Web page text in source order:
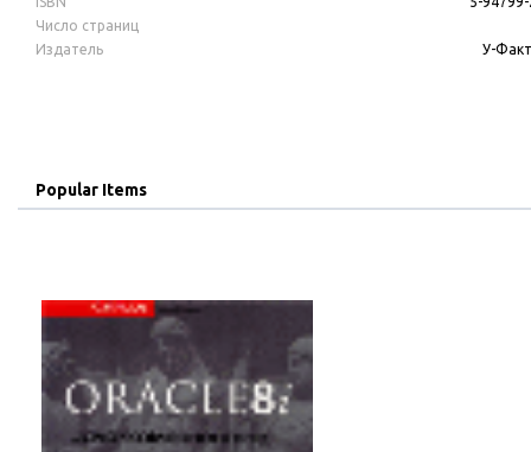
Число страниц
Издатель
У-
Popular Items